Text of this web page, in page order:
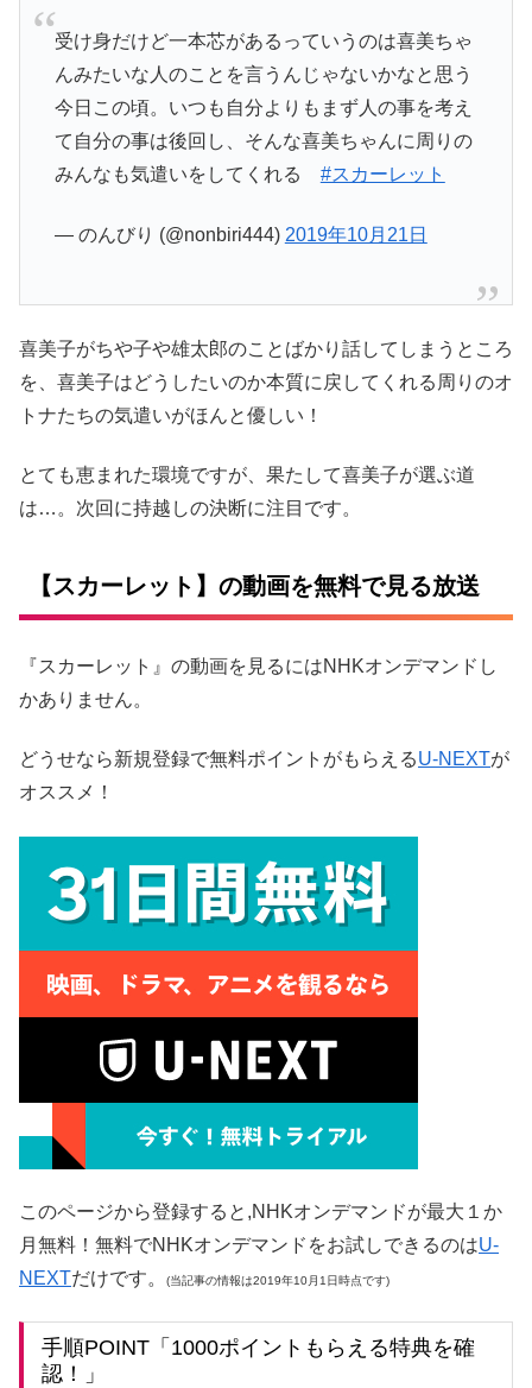
受け身だけど一本芯があるっていうのは喜美ちゃ
んみたいな人のことを言うんじゃないかなと思う
今日この頃。いつも自分よりもまず人の事を考え
て自分の事は後回し、そんな喜美ちゃんに周りの
みんなも気遣いをしてくれる #スカーレット
— のんびり (@nonbiri444) 2019年10月21日
喜美子がちや子や雄太郎のことばかり話してしまうところ
を、喜美子はどうしたいのか本質に戻してくれる周りのオ
トナたちの気遣いがほんと優しい！
とても恵まれた環境ですが、果たして喜美子が選ぶ道
は…。次回に持越しの決断に注目です。
【スカーレット】の動画を無料で見る放送
『スカーレット』の動画を見るにはNHKオンデマンドし
かありません。
どうせなら新規登録で無料ポイントがもらえるU-NEXTが
オススメ！
このページから登録すると,NHKオンデマンドが最大１か
月無料！無料でNHKオンデマンドをお試しできるのはU-
NEXTだけです。 (当記事の情報は2019年10月1日時点です)
手順POINT「1000ポイントもらえる特典を確
認！」